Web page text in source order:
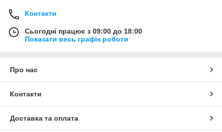
Контакти
Сьогодні працює з 09:00 до 18:00
Показати весь графік роботи
Про нас
Контакти
Доставка та оплата